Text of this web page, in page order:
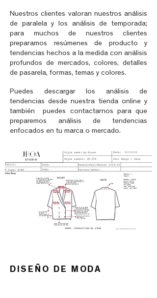
Nuestros clientes valoran nuestros análisis
de paralela y los análisis de temporada;
para muchos de nuestros clientes
preparamos resúmenes de producto y
tendencias hechos a la medida con análisis
profundos de mercados, colores, detalles
de pasarela, formas, temas y colores.
Puedes descargar los análisis de
tendencias desde nuestra tienda online y
también puedes contactarnos para que
preparemos análisis de tendencias
enfocados en tu marca o mercado.
DISEÑO DE MODA